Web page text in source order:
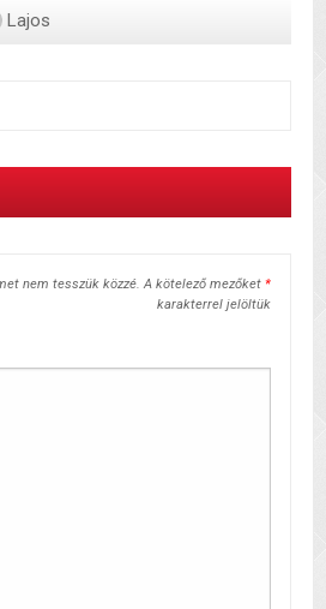
Lajos
nem tesszük közzé. A kötelező mezőket *
karakterrel jelöltük